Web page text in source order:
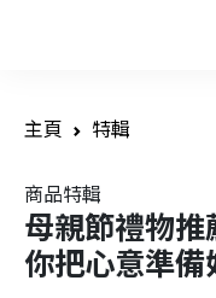
主頁 特輯
商品特輯
母親節禮物
你把心意準備